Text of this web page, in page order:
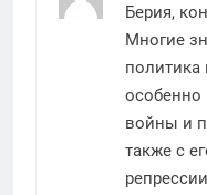
Берия,
Многие
политика
особенно
войны и
также с